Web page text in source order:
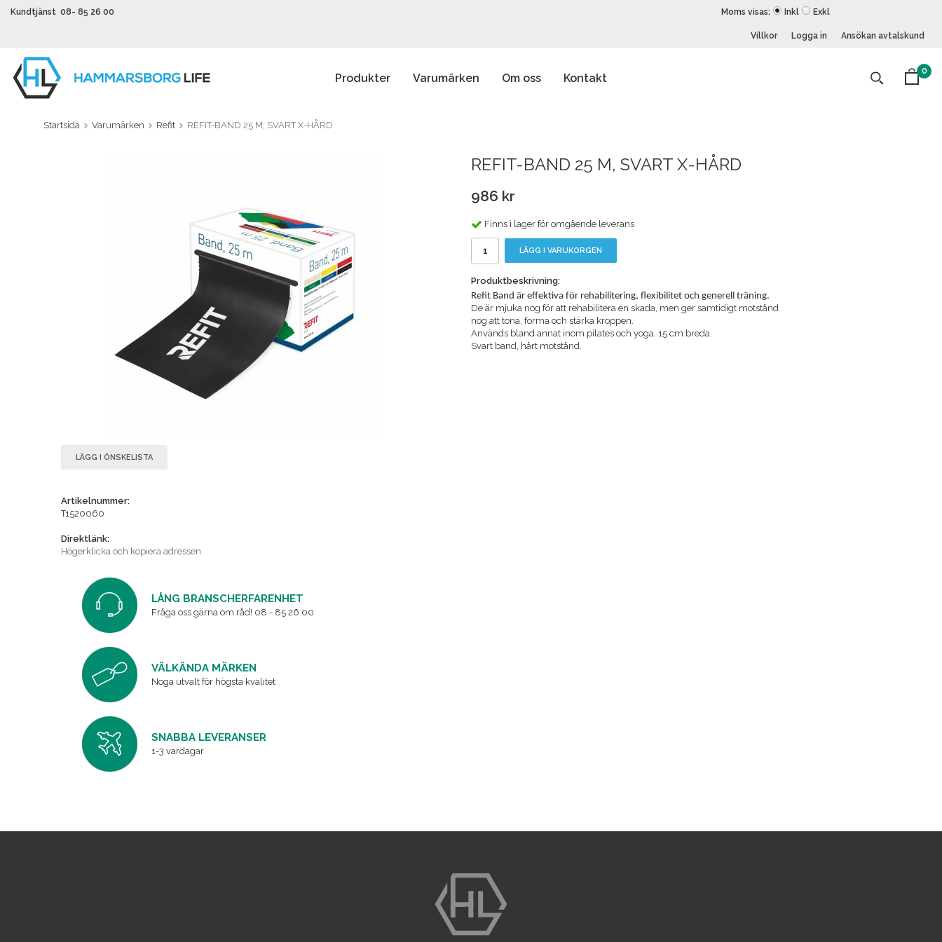
Kundtjänst 08- 85 26 00 Moms visas: Inkl Exkl
Villkor Logga in Ansökan avtalskund
Produkter Varumärken Om oss Kontakt
0
Startsida Varumärken Refit REFIT-BAND 25 M, SVART X-HÅRD
REFIT-BAND 25 M, SVART X-HÅRD
986 kr
Finns i lager för omgående leverans
LÄGG I VARUKORGEN
Produktbeskrivning:
Refit Band är effektiva för rehabilitering, flexibilitet och generell träning.
De är mjuka nog för att rehabilitera en skada, men ger samtidigt motstånd
nog att tona, forma och stärka kroppen.
Används bland annat inom pilates och yoga. 15 cm breda.
Svart band, hårt motstånd.
LÄGG I ÖNSKELISTA
Artikelnummer:
T1520060
Direktlänk:
Högerklicka och kopiera adressen
LÅNG BRANSCHERFARENHET
Fråga oss gärna om råd! 08 - 85 26 00
VÄLKÄNDA MÄRKEN
Noga utvalt för högsta kvalitet
SNABBA LEVERANSER
1-3 vardagar